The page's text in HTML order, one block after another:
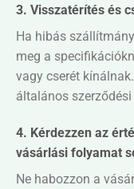
3. Visszatérítés és
Ha hibás
meg a
vagy cserét
általános
4. Kérdezzen az
vásárlási folyamat
Ne habozzon a